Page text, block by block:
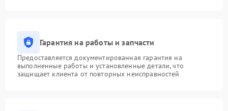
Гарантия на работы и запчасти
Предоставляется документированная гарантия на
выполненные работы и установленные детали, что
защищает клиента от повторных неисправностей